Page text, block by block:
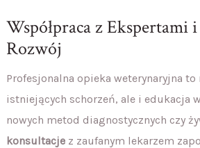
Współpraca z Ekspertami
Rozwój
Profesjonalna opieka weterynaryjna
istniejących schorzeń, ale i edukacja
nowych metod diagnostycznych czy
konsultacjez zaufanym lekarzem